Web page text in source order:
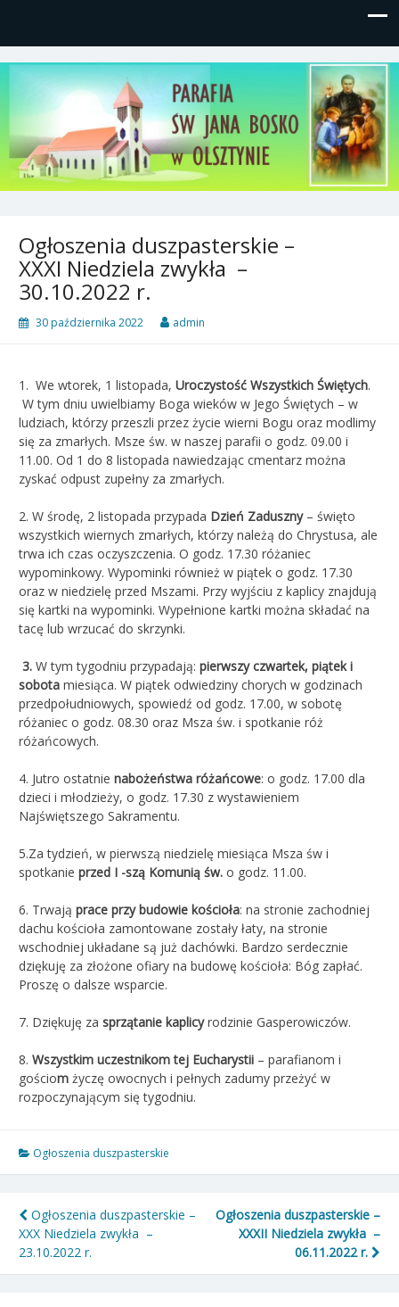
Parafia św, Jana Bosko w
Olsztynie
Gutkowo, ul. Żółkiewskiego 1
Ogłoszenia duszpasterskie –
XXXI Niedziela zwykła –
30.10.2022 r.
30 października 2022 admin
1. We wtorek, 1 listopada, Uroczystość Wszystkich Świętych.
W tym dniu uwielbiamy Boga wieków w Jego Świętych – w
ludziach, którzy przeszli przez życie wierni Bogu oraz modlimy
się za zmarłych. Msze św. w naszej parafii o godz. 09.00 i
11.00. Od 1 do 8 listopada nawiedzając cmentarz można
zyskać odpust zupełny za zmarłych.
2. W środę, 2 listopada przypada Dzień Zaduszny– święto
wszystkich wiernych zmarłych, którzy należą do Chrystusa, ale
trwa ich czas oczyszczenia. O godz. 17.30 różaniec
wypominkowy. Wypominki również w piątek o godz. 17.30
oraz w niedzielę przed Mszami. Przy wyjściu z kaplicy znajdują
się kartki na wypominki. Wypełnione kartki można składać na
tacę lub wrzucać do skrzynki.
3. W tym tygodniu przypadają: pierwszy czwartek, piątek i
sobota miesiąca. W piątek odwiedziny chorych w godzinach
przedpołudniowych, spowiedź od godz. 17.00, w sobotę
różaniec o godz. 08.30 oraz Msza św. i spotkanie róż
różańcowych.
4. Jutro ostatnie nabożeństwa różańcowe: o godz. 17.00 dla
dzieci i młodzieży, o godz. 17.30 z wystawieniem
Najświętszego Sakramentu.
5.Za tydzień, w pierwszą niedzielę miesiąca Msza św i
spotkanie przed I -szą Komunią św. o godz. 11.00.
6. Trwają prace przy budowie kościoła: na stronie zachodniej
dachu kościoła zamontowane zostały łaty, na stronie
wschodniej układane są już dachówki. Bardzo serdecznie
dziękuję za złożone ofiary na budowę kościoła: Bóg zapłać.
Proszę o dalsze wsparcie.
7. Dziękuję za sprzątanie kaplicyrodzinie Gasperowiczów.
8. Wszystkim uczestnikom tej Eucharystii – parafianom i
gościom życzę owocnych i pełnych zadumy przeżyć w
rozpoczynającym się tygodniu.
Ogłoszenia duszpasterskie
Nawigacja
wpisu
Ogłoszenia duszpasterskie –
XXX Niedziela zwykła –
23.10.2022 r.
Ogłoszenia duszpasterskie –
XXXII Niedziela zwykła –
06.11.2022 r.